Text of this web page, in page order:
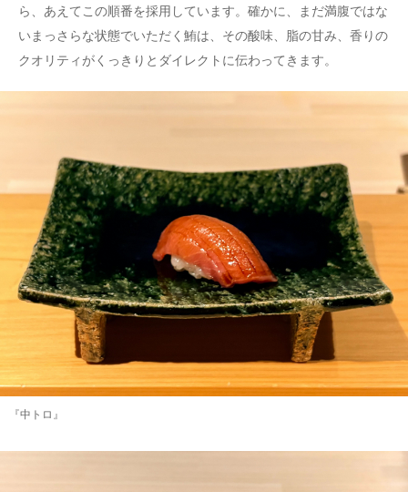
ら、あえてこの順番を採用しています。確かに、まだ満腹ではな
いまっさらな状態でいただく鮪は、その酸味、脂の甘み、香りの
クオリティがくっきりとダイレクトに伝わってきます。
『中トロ』